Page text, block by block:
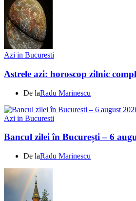
Azi in Bucuresti
Astrele azi: horoscop zilnic
De laRadu Marinescu
Azi in Bucuresti
Bancul zilei în București – 6
De laRadu Marinescu